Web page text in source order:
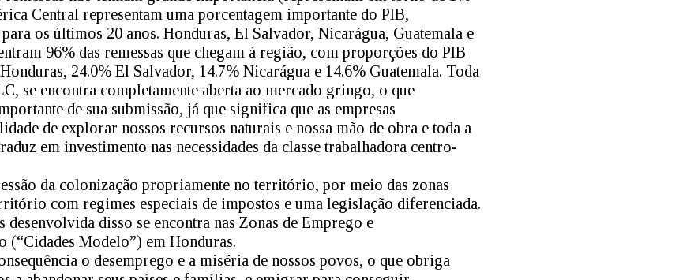
Central representam uma porcentagem importante do PIB,
os últimos 20 anos. Honduras, El Salvador, Nicarágua, Guatemala e
96% das remessas que chegam à região, com proporções do PIB
24.0% El Salvador, 14.7% Nicarágua e 14.6% Guatemala. Toda
se encontra completamente aberta ao mercado gringo, o que
de sua submissão, já que significa que as empresas
de explorar nossos recursos naturais e nossa mão de obra e toda a
em investimento nas necessidades da classe trabalhadora centro-
da colonização propriamente no território, por meio das zonas
com regimes especiais de impostos e uma legislação diferenciada.
disso se encontra nas Zonas de Emprego e
Modelo”) em Honduras.
o desemprego e a miséria de nossos povos, o que obriga